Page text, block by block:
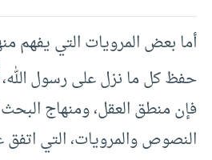
أما بعض المرويات التي يفهم
حفظ كل ما نزل على رسول الله،
فإن منطق العقل، ومنهاج
النصوص والمرويات، التي اتفق